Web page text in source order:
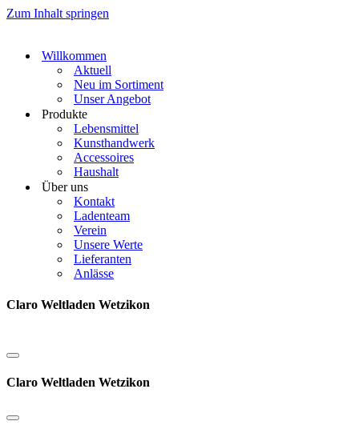
Zum Inhalt springen
Willkommen
Aktuell
Neu im Sortiment
Unser Angebot
Produkte
Lebensmittel
Kunsthandwerk
Accessoires
Haushalt
Über uns
Kontakt
Ladenteam
Verein
Unsere Werte
Lieferanten
Anlässe
Claro Weltladen Wetzikon
Navigationsmenü
Claro Weltladen Wetzikon
Navigationsmenü